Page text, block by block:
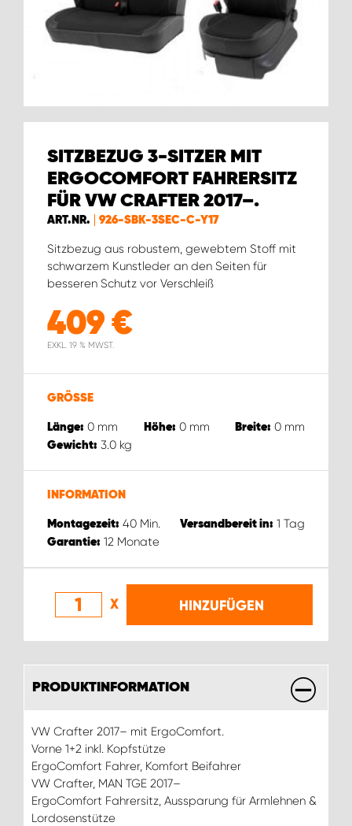
SITZBEZUG 3-SITZER MIT
ERGOCOMFORT FAHRERSITZ
FÜR VW CRAFTER 2017–.
ART.NR. 926-SBK-3SEC-C-Y17
Sitzbezug aus robustem, gewebtem Stoff mit
schwarzem Kunstleder an den Seiten für
besseren Schutz vor Verschleiß
409 €
EXKL. 19 % MWST.
GRÖSSE
Länge: 0 mm Höhe: 0 mm Breite: 0 mm
Gewicht: 3.0 kg
INFORMATION
Montagezeit: 40 Min. Versandbereit in: 1 Tag
Garantie: 12 Monate
X HINZUFÜGEN
PRODUKTINFORMATION
VW Crafter 2017– mit ErgoComfort.
Vorne 1+2 inkl. Kopfstütze
ErgoComfort Fahrer, Komfort Beifahrer
VW Crafter, MAN TGE 2017–
ErgoComfort Fahrersitz, Aussparung für Armlehnen &
Lordosenstütze
WORK SYSTEM GERA
WORK SYSTEM HAMBURG
WORK SYSTEM MAGDEBURG
WORK SYSTEM MÜNCHEN
WORK SYSTEM OSNABRÜCK
WORK SYSTEM RHEINLAND
WORK SYSTEM STUTTGART